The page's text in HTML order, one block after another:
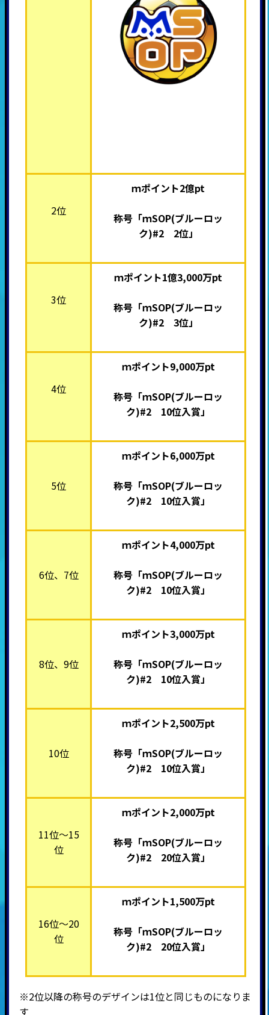
2位
ｍポイント2億pt
称号「ｍSOP(ブルーロッ
ク)#2 2位」
3位
ｍポイント1億3,000万pt
称号「ｍSOP(ブルーロッ
ク)#2 3位」
4位
ｍポイント9,000万pt
称号「ｍSOP(ブルーロッ
ク)#2 10位入賞」
5位
ｍポイント6,000万pt
称号「ｍSOP(ブルーロッ
ク)#2 10位入賞」
6位、7位
ｍポイント4,000万pt
称号「ｍSOP(ブルーロッ
ク)#2 10位入賞」
8位、9位
ｍポイント3,000万pt
称号「ｍSOP(ブルーロッ
ク)#2 10位入賞」
10位
ｍポイント2,500万pt
称号「ｍSOP(ブルーロッ
ク)#2 10位入賞」
11位～15
位
ｍポイント2,000万pt
称号「ｍSOP(ブルーロッ
ク)#2 20位入賞」
16位～20
位
ｍポイント1,500万pt
称号「ｍSOP(ブルーロッ
ク)#2 20位入賞」
※2位以降の称号のデザインは1位と同じものになりま
す